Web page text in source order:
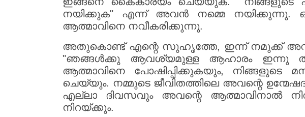
നയിക്കുക" എന്ന് അവൻ നമ്മെ നയിക്കുന്നു.
ആത്മാവിനെ നവീകരിക്കുന്നു.
അതുകൊണ്ട് എന്റെ സുഹൃത്തേ, ഇന്ന് നമുക്ക്
"ഞങ്ങൾക്കു ആവശ്യമുള്ള ആഹാരം ഇന്നു
ആത്മാവിനെ പോഷിപ്പിക്കുകയും,
ചെയ്യും. നമ്മുടെ ജീവിതത്തിലെ അവന്റെ
എല്ലാ ദിവസവും അവന്റെ ആത്മാവിനാൽ
നിറയ്ക്കും.